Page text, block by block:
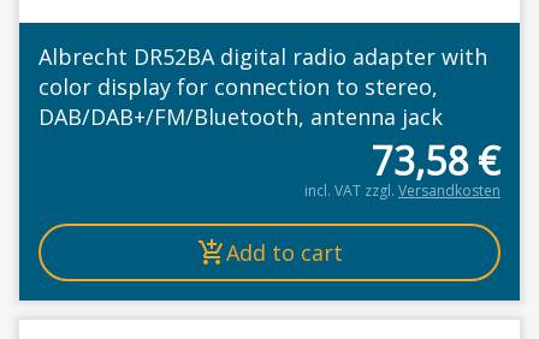
Albrecht DR52BA digital radio adapter with
color display for connection to stereo,
DAB/DAB+/FM/Bluetooth, antenna jack
73,58€
incl. VAT zzgl. Versandkosten
Add to cart